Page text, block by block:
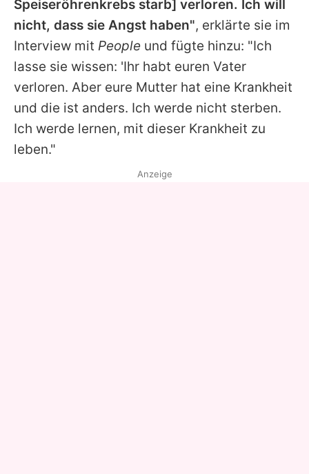
Speiseröhrenkrebs starb] verloren. Ich will
nicht, dass sie Angst haben", erklärte sie im
Interview mit People und fügte hinzu: "Ich
lasse sie wissen: 'Ihr habt euren Vater
verloren. Aber eure Mutter hat eine Krankheit
und die ist anders. Ich werde nicht sterben.
Ich werde lernen, mit dieser Krankheit zu
leben."
Anzeige